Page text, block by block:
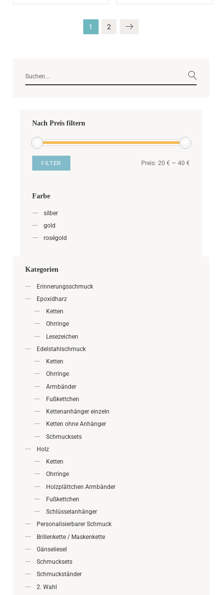
1 2
Nach Preis filtern
FILTER Preis: 20 € — 40 €
Farbe
silber
gold
roségold
Kategorien
Erinnerungsschmuck
Epoxidharz
Ketten
Ohrringe
Lesezeichen
Edelstahlschmuck
Ketten
Ohrringe
Armbänder
Fußkettchen
Kettenanhänger einzeln
Ketten ohne Anhänger
Schmucksets
Holz
Ketten
Ohrringe
Holzplättchen Armbänder
Fußkettchen
Schlüsselanhänger
Personalisierbarer Schmuck
Brillenkette / Maskenkette
Gänseliesel
Schmucksets
Schmuckständer
2. Wahl